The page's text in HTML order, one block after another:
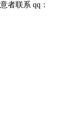
者联系 qq：